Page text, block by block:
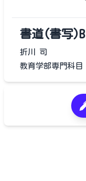
書道(書写)B
折川 司
教育学部専門科目